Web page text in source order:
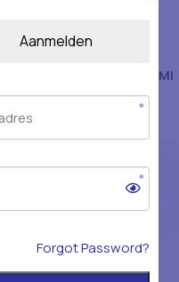
Gesneden 2850Ml
& Bewerkt
Aanmelden
Forgot Password?